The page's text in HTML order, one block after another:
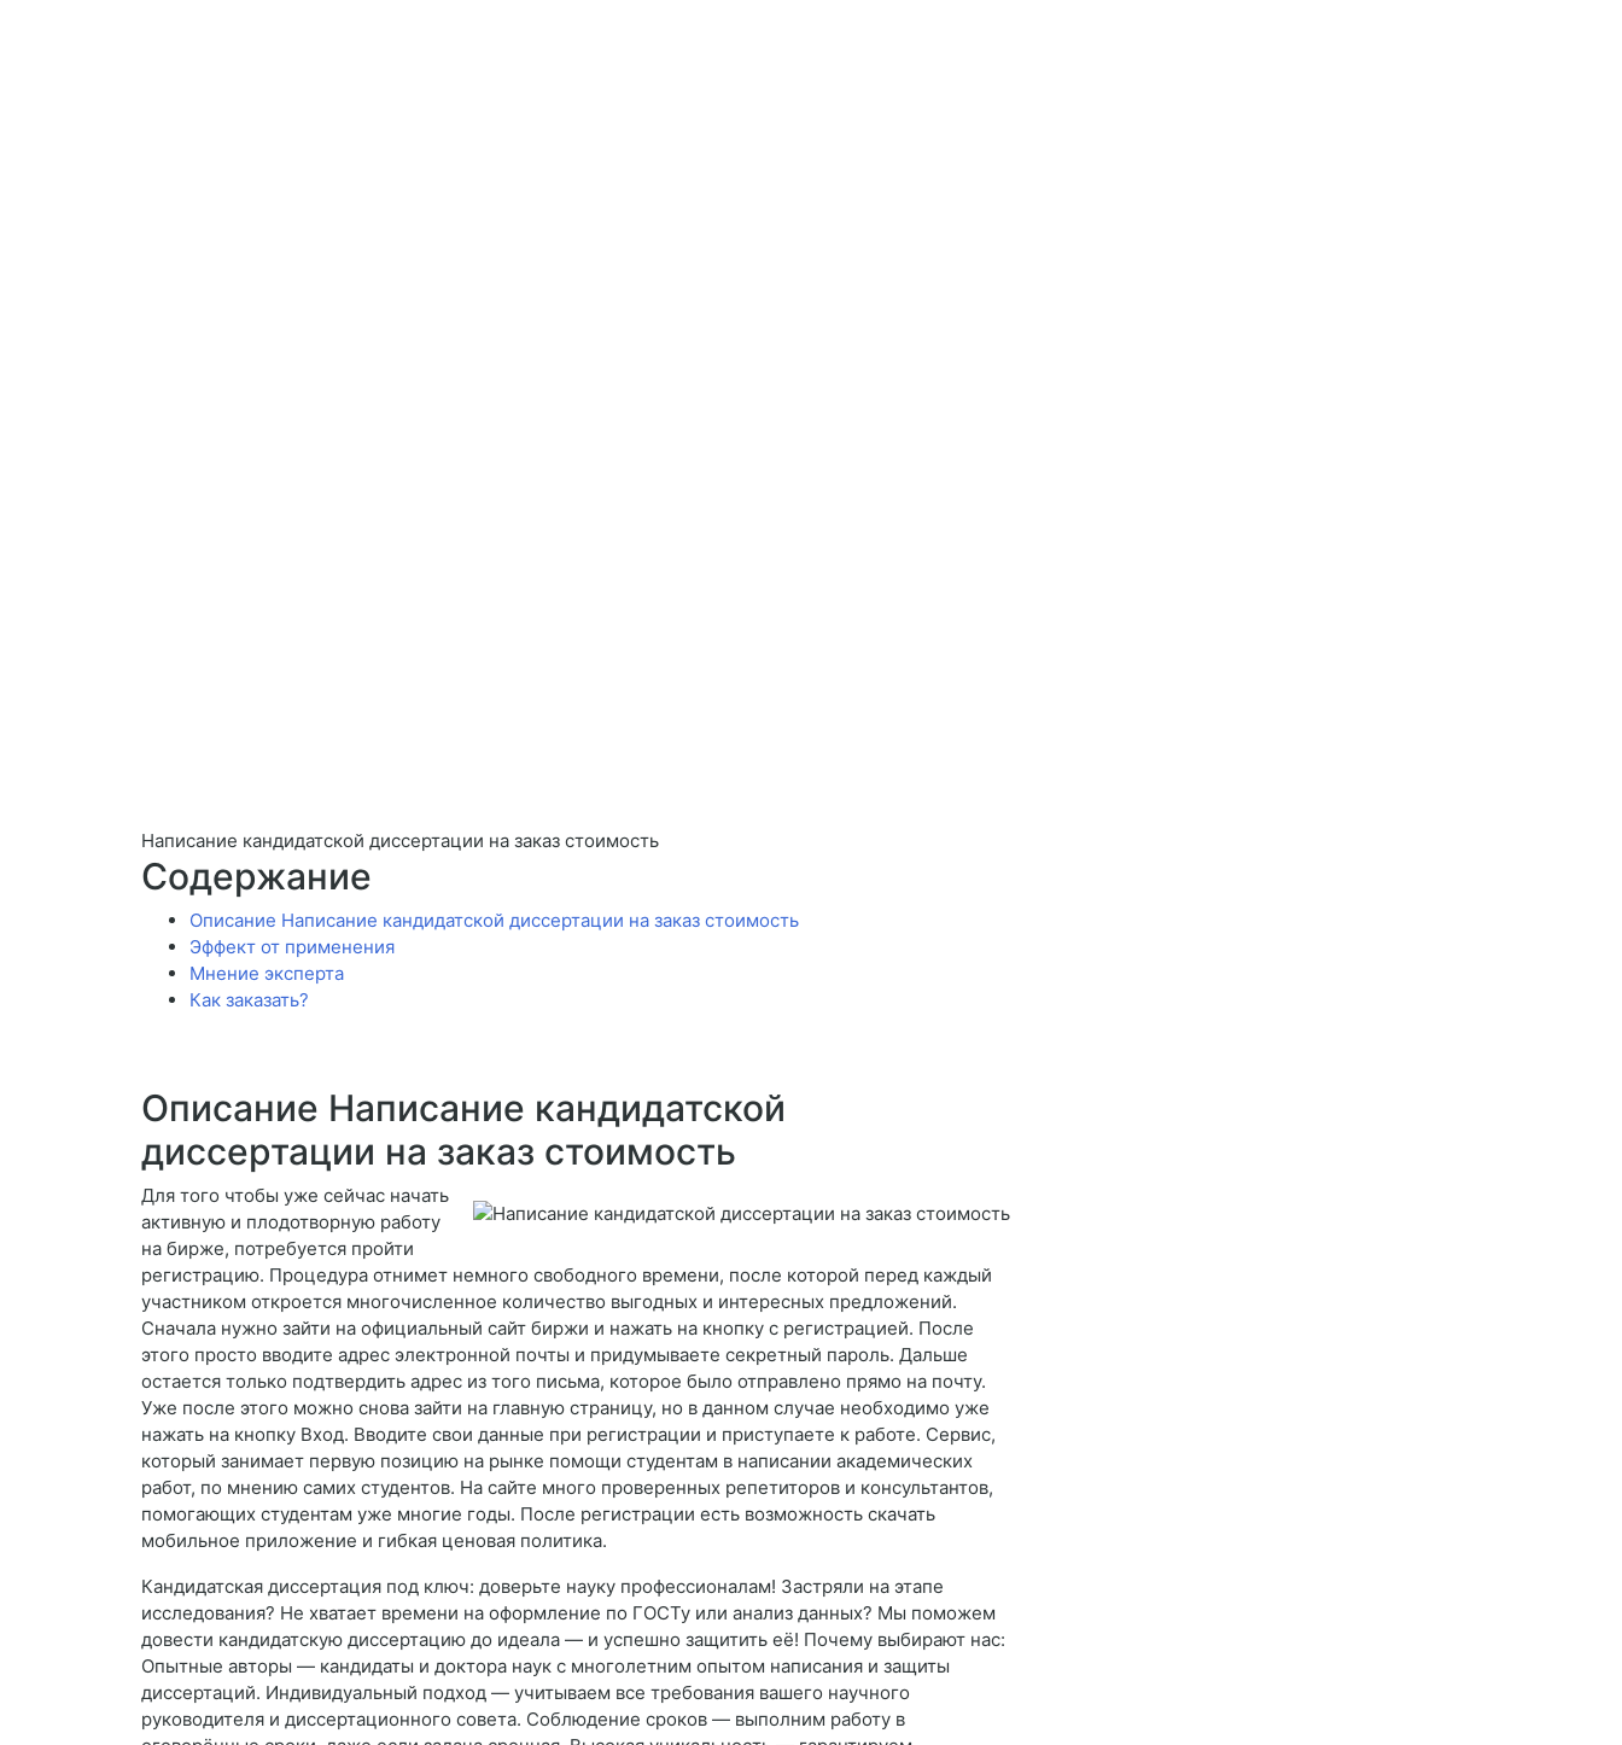
Написание кандидатской диссертации на заказ стоимость
Содержание
Описание Написание кандидатской диссертации на заказ стоимость
Эффект от применения
Мнение эксперта
Как заказать?
Описание Написание кандидатской
диссертации на заказ стоимость
Для того чтобы уже сейчас начать
активную и плодотворную работу
на бирже, потребуется пройти
регистрацию. Процедура отнимет немного свободного времени, после которой перед каждый
участником откроется многочисленное количество выгодных и интересных предложений.
Сначала нужно зайти на официальный сайт биржи и нажать на кнопку с регистрацией. После
этого просто вводите адрес электронной почты и придумываете секретный пароль. Дальше
остается только подтвердить адрес из того письма, которое было отправлено прямо на почту.
Уже после этого можно снова зайти на главную страницу, но в данном случае необходимо уже
нажать на кнопку Вход. Вводите свои данные при регистрации и приступаете к работе. Сервис,
который занимает первую позицию на рынке помощи студентам в написании академических
работ, по мнению самих студентов. На сайте много проверенных репетиторов и консультантов,
помогающих студентам уже многие годы. После регистрации есть возможность скачать
мобильное приложение и гибкая ценовая политика.
Кандидатская диссертация под ключ: доверьте науку профессионалам! Застряли на этапе
исследования? Не хватает времени на оформление по ГОСТу или анализ данных? Мы поможем
довести кандидатскую диссертацию до идеала — и успешно защитить её! Почему выбирают нас:
Опытные авторы — кандидаты и доктора наук с многолетним опытом написания и защиты
диссертаций. Индивидуальный подход — учитываем все требования вашего научного
руководителя и диссертационного совета. Соблюдение сроков — выполним работу в